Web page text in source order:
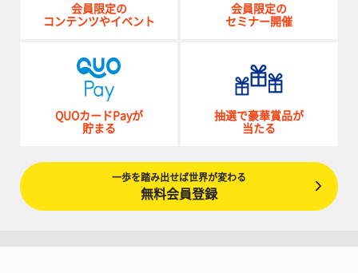
会員限定の
コンテンツやイベント
会員限定の
セミナー開催
QUOカードPayが
貯まる
抽選で豪華賞品が
当たる
一歩を踏み出せば世界が変わる
無料会員登録